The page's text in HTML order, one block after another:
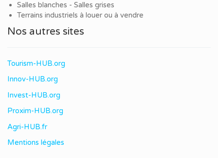
Salles blanches - Salles grises
Terrains industriels à louer ou à vendre
Nos autres sites
Tourism-HUB.org
Innov-HUB.org
Invest-HUB.org
Proxim-HUB.org
Agri-HUB.fr
Mentions légales